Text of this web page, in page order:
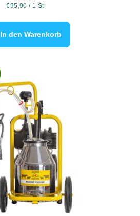
Verkaufspreis:
€95,90 / 1 St
In den Warenkorb